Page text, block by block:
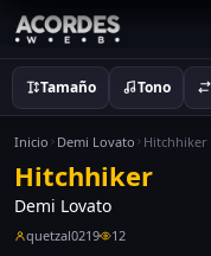
Tamaño Tono
Inicio Demi Lovato Hitchhiker
Hitchhiker
Demi Lovato
quetzal0219 12